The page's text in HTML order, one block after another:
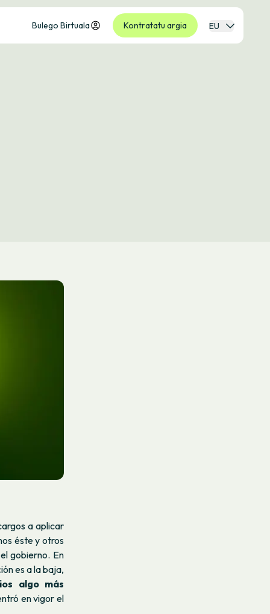
Bulego Birtuala Kontratatu argia EU
a aplicar
éste y otros
gobierno. En
es a la baja,
algo más
en vigor el